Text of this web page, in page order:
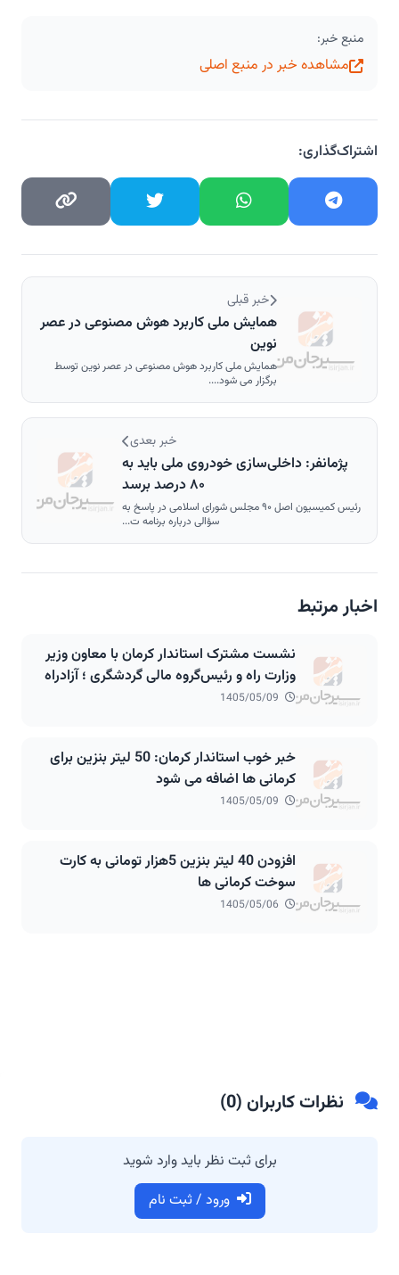
منبع خبر:
مشاهده خبر در منبع اصلی
اشتراک‌گذاری:
خبر قبلی
همایش ملی کاربرد هوش مصنوعی در عصر
نوین
همایش ملی کاربرد هوش مصنوعی در عصر نوین توسط
برگزار می شود....
خبر بعدی
پژمانفر: داخلی‌سازی خودروی ملی باید به
۸۰ درصد برسد
رئیس کمیسیون اصل ۹۰ مجلس شورای اسلامی در پاسخ به
سؤالی درباره برنامه ت...
اخبار مرتبط
نشست مشترک استاندار کرمان با معاون وزیر
وزارت راه و رئیس‌گروه مالی گردشگری ؛ آزادراه
۲۷۰ کیلومتری انار شهربابک سیرجان باغات در
خبر خوب استاندار کرمان: 50 لیتر بنزین برای
کرمانی ها اضافه می شود
افزودن 40 لیتر بنزین 5هزار تومانی به کارت
سوخت کرمانی ها
نظرات کاربران (0
)
برای ثبت نظر باید وارد شوید
ورود / ثبت نام